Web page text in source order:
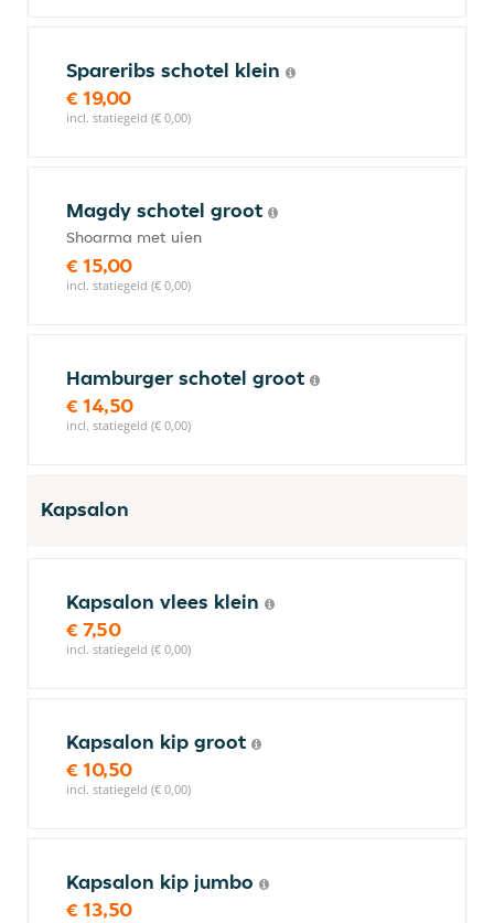
Spareribs schotel klein
€ 19,00
incl. statiegeld (€ 0,00)
Magdy schotel groot
Shoarma met uien
€ 15,00
incl. statiegeld (€ 0,00)
Hamburger schotel groot
€ 14,50
incl. statiegeld (€ 0,00)
Kapsalon
Kapsalon vlees klein
€ 7,50
incl. statiegeld (€ 0,00)
Kapsalon kip groot
€ 10,50
incl. statiegeld (€ 0,00)
Kapsalon kip jumbo
€ 13,50